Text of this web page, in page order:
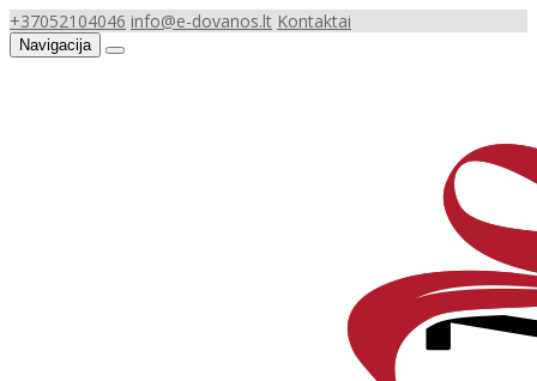
+37052104046 info@e-dovanos.lt Kontaktai
Navigacija